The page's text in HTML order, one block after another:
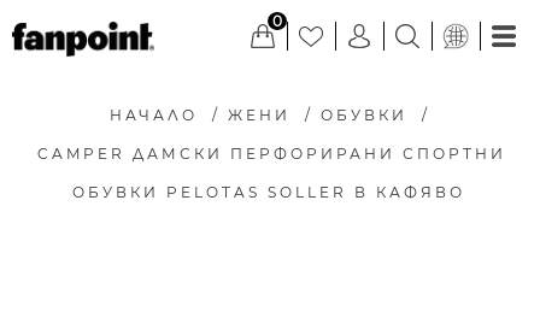
0
НАЧАЛО / ЖЕНИ / ОБУВКИ /
CAMPER ДАМСКИ ПЕРФОРИРАНИ СПОРТНИ
ОБУВКИ PELOTAS SOLLER В КАФЯВО